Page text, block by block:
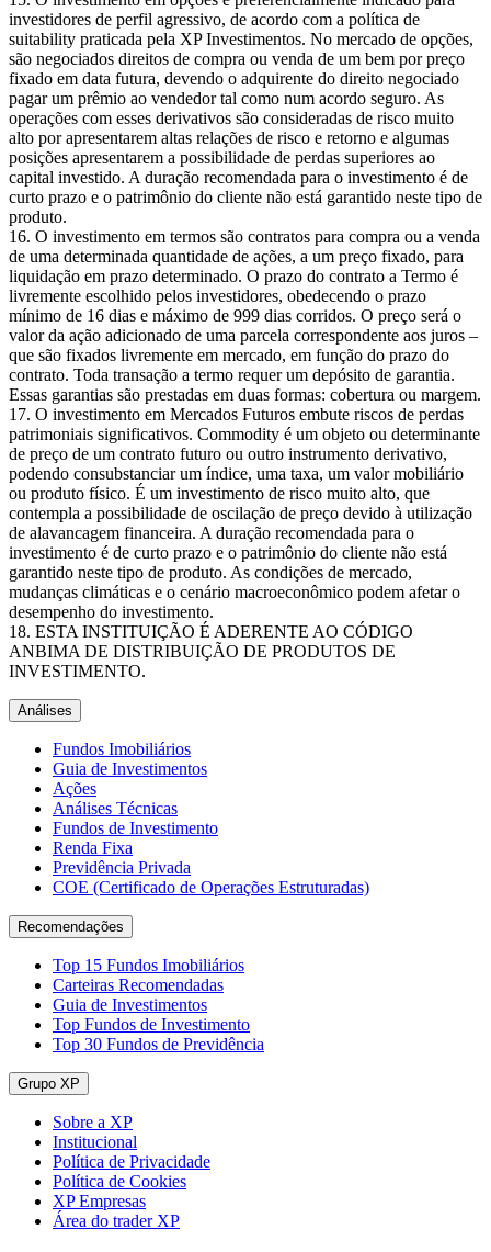
investidores de perfil agressivo, de acordo com a política de
suitability praticada pela XP Investimentos. No mercado de opções,
são negociados direitos de compra ou venda de um bem por preço
fixado em data futura, devendo o adquirente do direito negociado
pagar um prêmio ao vendedor tal como num acordo seguro. As
operações com esses derivativos são consideradas de risco muito
alto por apresentarem altas relações de risco e retorno e algumas
posições apresentarem a possibilidade de perdas superiores ao
capital investido. A duração recomendada para o investimento é de
curto prazo e o patrimônio do cliente não está garantido neste tipo de
produto.
O investimento em termos são contratos para compra ou a venda
de uma determinada quantidade de ações, a um preço fixado, para
liquidação em prazo determinado. O prazo do contrato a Termo é
livremente escolhido pelos investidores, obedecendo o prazo
mínimo de 16 dias e máximo de 999 dias corridos. O preço será o
valor da ação adicionado de uma parcela correspondente aos juros –
que são fixados livremente em mercado, em função do prazo do
contrato. Toda transação a termo requer um depósito de garantia.
Essas garantias são prestadas em duas formas: cobertura ou margem.
O investimento em Mercados Futuros embute riscos de perdas
patrimoniais significativos. Commodity é um objeto ou determinante
de preço de um contrato futuro ou outro instrumento derivativo,
podendo consubstanciar um índice, uma taxa, um valor mobiliário
ou produto físico. É um investimento de risco muito alto, que
contempla a possibilidade de oscilação de preço devido à utilização
de alavancagem financeira. A duração recomendada para o
investimento é de curto prazo e o patrimônio do cliente não está
garantido neste tipo de produto. As condições de mercado,
mudanças climáticas e o cenário macroeconômico podem afetar o
desempenho do investimento.
ESTA INSTITUIÇÃO É ADERENTE AO CÓDIGO
ANBIMA DE DISTRIBUIÇÃO DE PRODUTOS DE
INVESTIMENTO.
Análises
Fundos Imobiliários
Guia de Investimentos
Ações
Análises Técnicas
Fundos de Investimento
Renda Fixa
Previdência Privada
COE (Certificado de Operações Estruturadas)
Recomendações
Top 15 Fundos Imobiliários
Carteiras Recomendadas
Guia de Investimentos
Top Fundos de Investimento
Top 30 Fundos de Previdência
Grupo XP
Sobre a XP
Institucional
Política de Privacidade
Política de Cookies
XP Empresas
Área do trader XP